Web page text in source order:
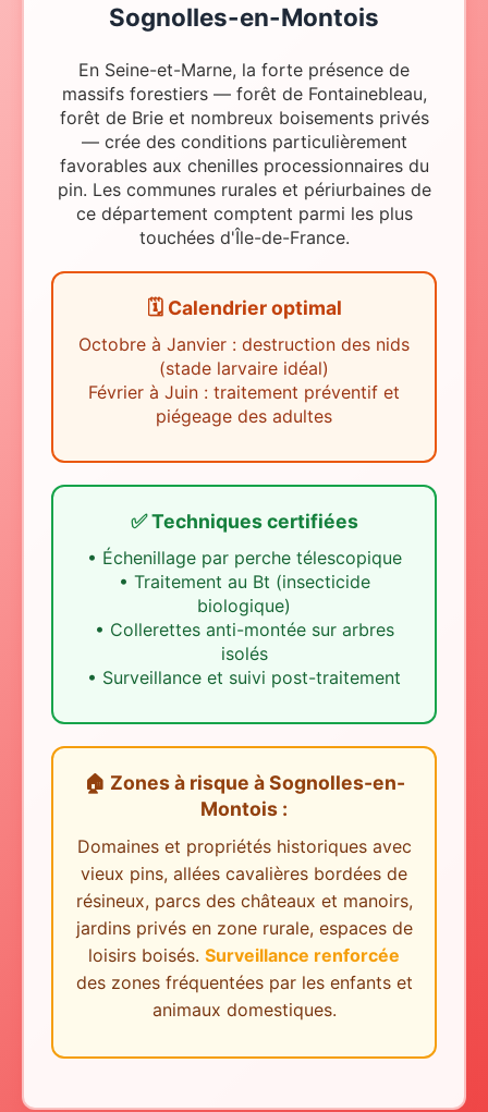
Sognolles-en-Montois
En Seine-et-Marne, la forte présence de
massifs forestiers — forêt de Fontainebleau,
forêt de Brie et nombreux boisements privés
— crée des conditions particulièrement
favorables aux chenilles processionnaires du
pin. Les communes rurales et périurbaines de
ce département comptent parmi les plus
touchées d'Île-de-France.
🗓️ Calendrier optimal
Octobre à Janvier : destruction des nids
(stade larvaire idéal)
Février à Juin : traitement préventif et
piégeage des adultes
✅ Techniques certifiées
• Échenillage par perche télescopique
• Traitement au Bt (insecticide
biologique)
• Collerettes anti-montée sur arbres
isolés
• Surveillance et suivi post-traitement
🏠 Zones à risque à Sognolles-en-
Montois :
Domaines et propriétés historiques avec
vieux pins, allées cavalières bordées de
résineux, parcs des châteaux et manoirs,
jardins privés en zone rurale, espaces de
loisirs boisés. Surveillance renforcée
des zones fréquentées par les enfants et
animaux domestiques.